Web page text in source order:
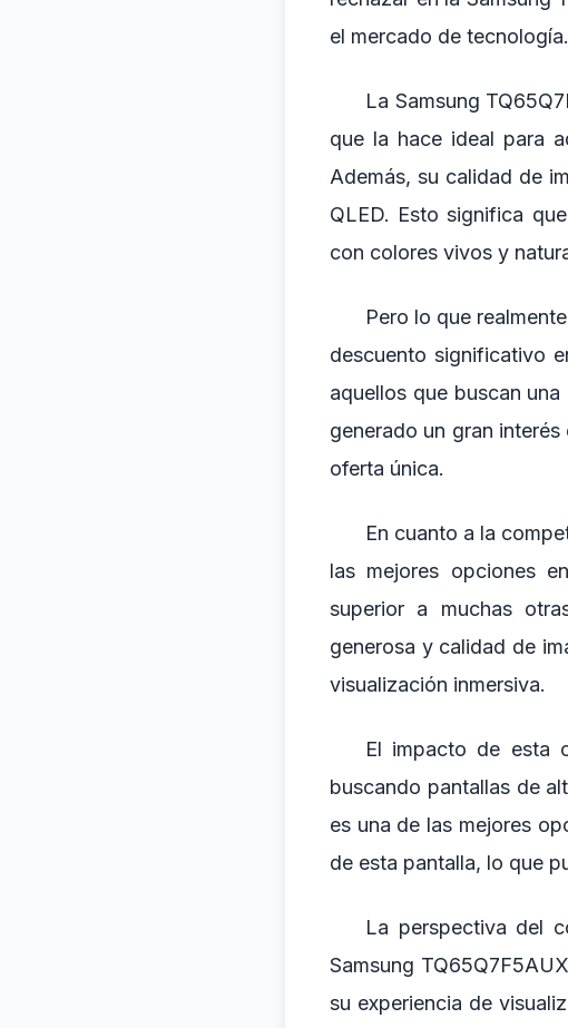
el mercado de tecnología.
La Samsung
que la hace ideal para
Además, su calidad de
QLED. Esto significa
con colores vivos y
Pero lo que
descuento significativo
aquellos que buscan
generado un gran
oferta única.
En cuanto a la
las mejores opciones
superior a muchas
generosa y calidad de
visualización inmersiva.
El impacto de esta
buscando pantallas de
es una de las mejores
de esta pantalla, lo que
La perspectiva del
Samsung
su experiencia de